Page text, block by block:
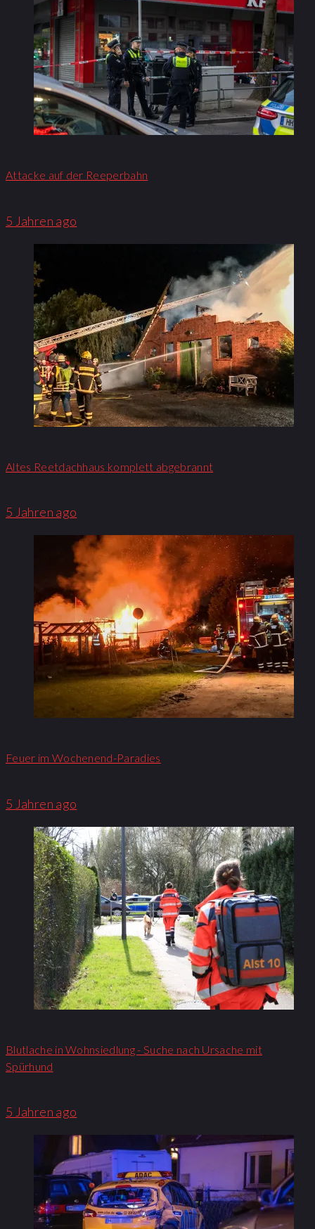
Attacke auf der Reeperbahn
5 Jahren ago
Altes Reetdachhaus komplett abgebrannt
5 Jahren ago
Feuer im Wochenend-Paradies
5 Jahren ago
Blutlache in Wohnsiedlung - Suche nach Ursache mit
Spürhund
5 Jahren ago